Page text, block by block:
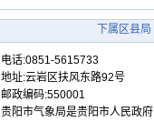
下属区县局
电话:0851-5615733
地址:云岩区扶风东路92号
邮政编码:550001
贵阳市气象局是贵阳市人民政府